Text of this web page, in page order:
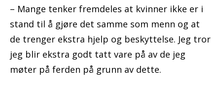
– Mange tenker fremdeles at kvinner ikke er i
stand til å gjøre det samme som menn og at
de trenger ekstra hjelp og beskyttelse. Jeg tror
jeg blir ekstra godt tatt vare på av de jeg
møter på ferden på grunn av dette.